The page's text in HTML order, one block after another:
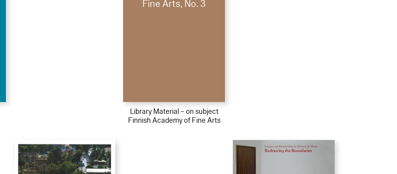
Fine Arts, No. 3
Library Material – on subject
Finnish Academy of Fine Arts